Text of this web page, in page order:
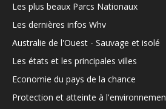
Les plus beaux Parcs Nationaux
Les dernières infos Whv
Australie de l'Ouest - Sauvage et isolé
Les états et les principales villes
Economie du pays de la chance
Protection et atteinte à